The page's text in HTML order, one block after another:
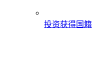
投资获得国籍